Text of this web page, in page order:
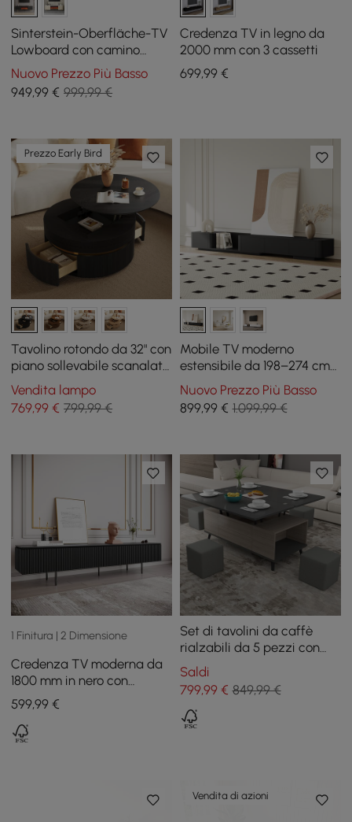
Sinterstein-Oberfläche-TV
Lowboard con camino
elettrico e funzione
telecomando, 200 cm
Nuovo Prezzo Più Basso
949,99 € 999,99 €
Credenza TV in legno da
2000 mm con 3 cassetti
699,99€
Prezzo Early Bird
Tavolino rotondo da 32" con
piano sollevabile scanalato
e 2 cassetti
Vendita lampo
769,99 € 799,99 €
Mobile TV moderno
estensibile da 198–274 cm
nero con 4 cassetti
Nuovo Prezzo Più Basso
899,99€ 1.099,99 €
1 Finitura | 2 Dimensione
Credenza TV moderna da
1800 mm in nero con
cassetti, console
multimediale con gambe in
metallo
599,99 €
Set di tavolini da caffè
rialzabili da 5 pezzi con
ripostiglio, tavolo da
pranzo convertibile con
pouf
Saldi
799,99€ 849,99 €
Vendita di azioni